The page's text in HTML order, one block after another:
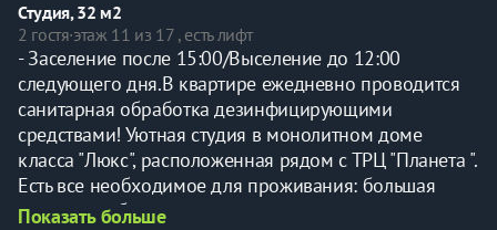
Студия, 32 м2
2 гостя·этаж 11 из 17 , есть лифт
- Заселение после 15:00/Выселение до 12:00
следующего дня.В квартире ежедневно проводится
санитарная обработка дезинфицирующими
средствами! Уютная студия в монолитном доме
класса "Люкс", расположенная рядом с ТРЦ "Планета ".
Есть все необходимое для проживания: большая
комната с обеденной зоной, электрическая плита и
Показать больше